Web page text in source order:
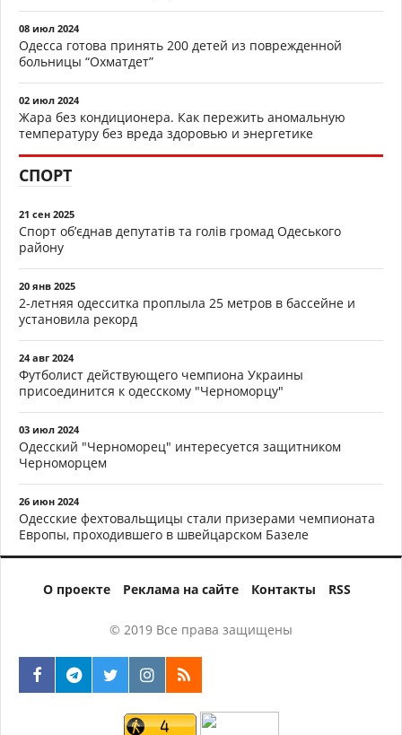
08 июл 2024
Одесса готова принять 200 детей из поврежденной
больницы “Охматдет”
02 июл 2024
Жара без кондиционера. Как пережить аномальную
температуру без вреда здоровью и энергетике
СПОРТ
21 сен 2025
Спорт об’єднав депутатів та голів громад Одеського
району
20 янв 2025
2-летняя одесситка проплыла 25 метров в бассейне и
установила рекорд
24 авг 2024
Футболист действующего чемпиона Украины
присоединится к одесскому "Черноморцу"
03 июл 2024
Одесский "Черноморец" интересуется защитником
Черноморцем
26 июн 2024
Одесские фехтовальщицы стали призерами чемпионата
Европы, проходившего в швейцарском Базеле
О проекте Реклама на сайте Контакты RSS
© 2019 Все права защищены